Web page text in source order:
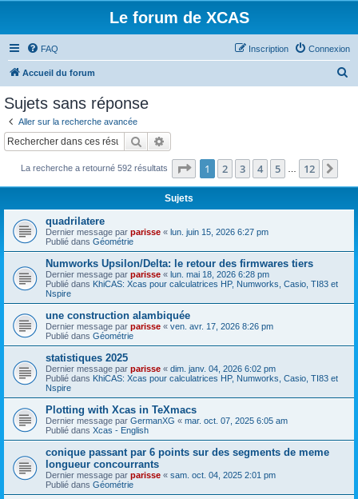
Le forum de XCAS
FAQ Connexion
Inscription
Accueil du forum
c
Sujets sans réponse
Aller sur la recherche avancée
Rechercher
La recherche a retourné 592 résultats Page 1sur12
1 2 3 4 5 12
Sujets
quadrilatere
Dernier message par parisse « lun. juin 15, 2026 6:27 pm
Publié dans Géométrie
Numworks Upsilon/Delta: le retour des firmwares tiers
Dernier message par parisse « lun. mai 18, 2026 6:28 pm
Publié dans KhiCAS: Xcas pour calculatrices HP, Numworks, Casio, TI83 et
Nspire
une construction alambiquée
Dernier message par parisse « ven. avr. 17, 2026 8:26 pm
Publié dans Géométrie
statistiques 2025
Dernier message par parisse « dim. janv. 04, 2026 6:02 pm
Publié dans KhiCAS: Xcas pour calculatrices HP, Numworks, Casio, TI83 et
Nspire
Plotting with Xcas in TeXmacs
Dernier message par GermanXG « mar. oct. 07, 2025 6:05 am
Publié dans Xcas - English
conique passant par 6 points sur des segments de meme
longueur concourrants
Dernier message par parisse « sam. oct. 04, 2025 2:01 pm
Publié dans Géométrie